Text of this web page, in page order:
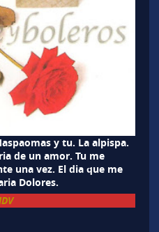
y tu. La alpispa.
de un amor. Tu me
una vez. El dia que me
Dolores.